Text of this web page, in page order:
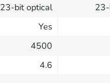
23-bit optical
Yes
4500
4.6